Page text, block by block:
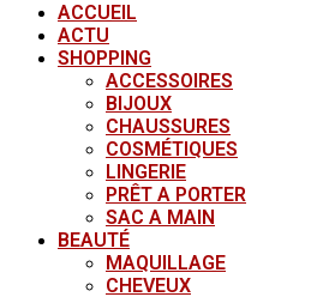
ACCUEIL
ACTU
SHOPPING
ACCESSOIRES
BIJOUX
CHAUSSURES
COSMÉTIQUES
LINGERIE
PRÊT A PORTER
SAC A MAIN
BEAUTÉ
MAQUILLAGE
CHEVEUX